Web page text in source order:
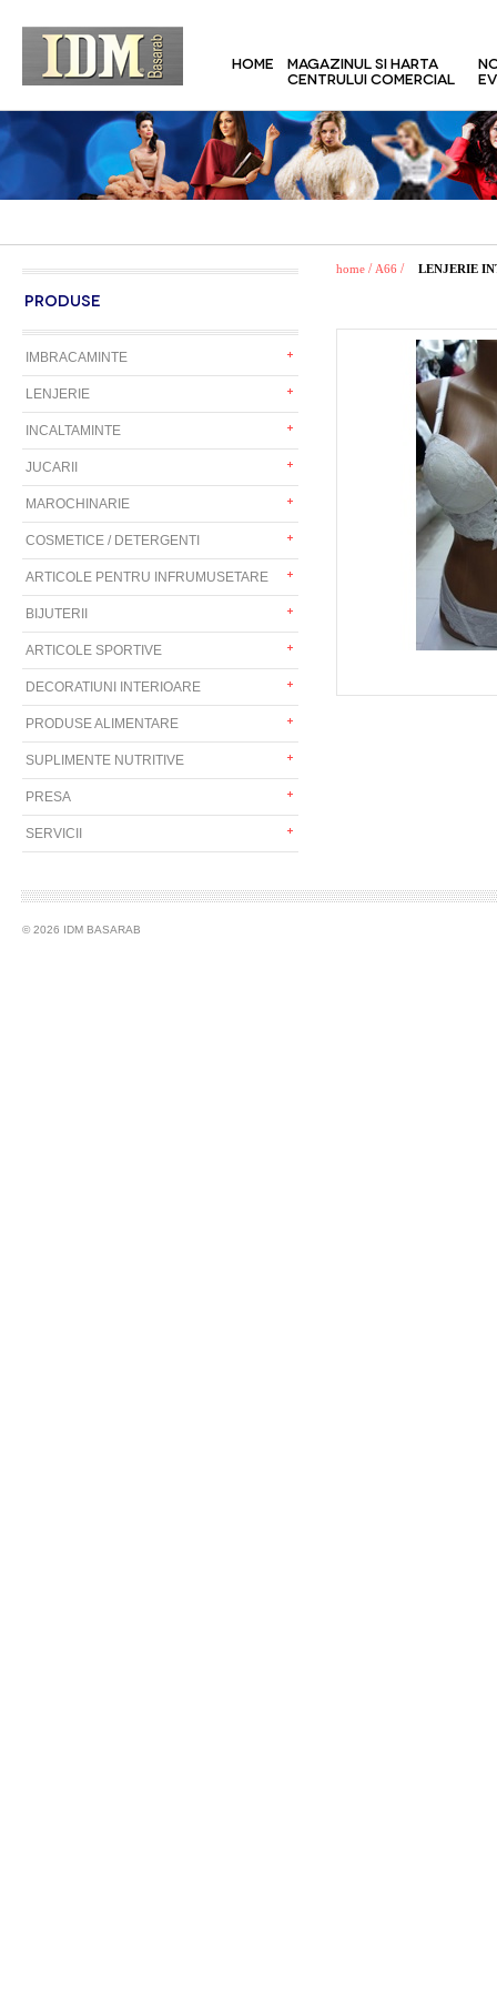
HOME
MAGAZINUL SI HARTA
CENTRULUI COMERCIAL
PRODUSE
IMBRACAMINTE
LENJERIE
INCALTAMINTE
JUCARII
MAROCHINARIE
COSMETICE / DETERGENTI
ARTICOLE PENTRU INFRUMUSETARE
BIJUTERII
ARTICOLE SPORTIVE
DECORATIUNI INTERIOARE
PRODUSE ALIMENTARE
SUPLIMENTE NUTRITIVE
PRESA
SERVICII
home / A66 / LENJERIE
© 2026 IDM BASARAB